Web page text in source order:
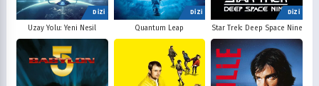
DİZİ
Uzay Yolu: Yeni Nesil
DİZİ
Quantum Leap
DİZİ
Star Trek: Deep Space Nine